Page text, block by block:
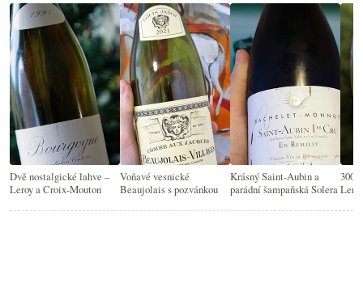
Dvě nostalgické lahve –
Leroy a Croix-Mouton
Voňavé vesnické
Beaujolais s pozvánkou
Krásný Saint-Aubin a
parádní šampaňská SoleraLeroy